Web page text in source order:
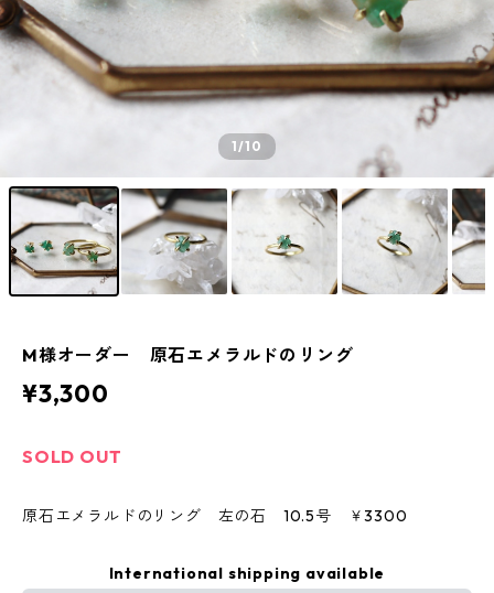
1/10
M様オーダー 原石エメラルドのリング
¥3,300
SOLD OUT
原石エメラルドのリング 左の石 10.5号 ￥3300
International shipping available